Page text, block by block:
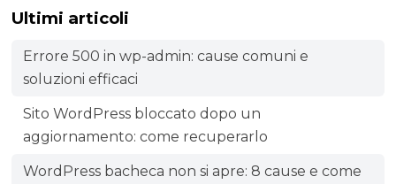
Ultimi articoli
Errore 500 in wp-admin: cause comuni e
soluzioni efficaci
Sito WordPress bloccato dopo un
aggiornamento: come recuperarlo
WordPress bacheca non si apre: 8 cause e come